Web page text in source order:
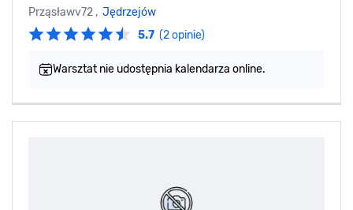
Prząsławv72 , Jędrzejów
5.7 (2 opinie)
Warsztat nie udostępnia kalendarza online.